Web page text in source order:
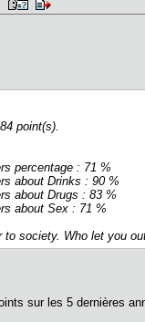
point(s).
percentage : 71 %
about Drinks : 90 %
about Drugs : 83 %
about Sex : 71 %
to society. Who let you
sur les 5 dernières